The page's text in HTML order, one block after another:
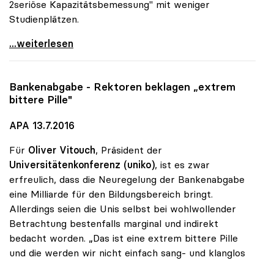
2seriöse Kapazitätsbemessung" mit weniger
Studienplätzen.
Uni-Rektoren wollen weniger Studienplätze anbieten
...weiterlesen
Bankenabgabe - Rektoren beklagen „extrem
bittere Pille"
APA 13.7.2016
Für Oliver Vitouch, Präsident der
Universitätenkonferenz (uniko), ist es zwar
erfreulich, dass die Neuregelung der Bankenabgabe
eine Milliarde für den Bildungsbereich bringt.
Allerdings seien die Unis selbst bei wohlwollender
Betrachtung bestenfalls marginal und indirekt
bedacht worden. „Das ist eine extrem bittere Pille
und die werden wir nicht einfach sang- und klanglos